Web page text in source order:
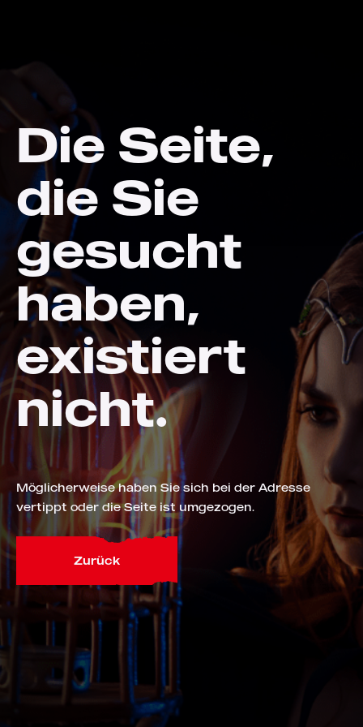
Die Seite,
die Sie
gesucht
haben,
existiert
nicht.
Möglicherweise haben Sie sich bei der Adresse
vertippt oder die Seite ist umgezogen.
Zurück